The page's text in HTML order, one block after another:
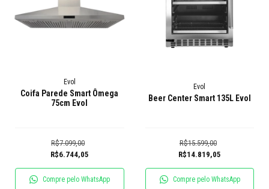
Evol
Coifa Parede Smart Ômega
75cm Evol
R$7.099,00
R$6.744,05
Compre pelo WhatsApp
Evol
Beer Center Smart 135L Evol
R$15.599,00
R$14.819,05
Compre pelo WhatsApp